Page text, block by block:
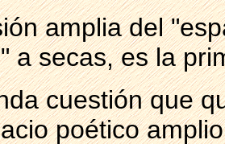
amplia del
a secas, es la
cuestión que
poético